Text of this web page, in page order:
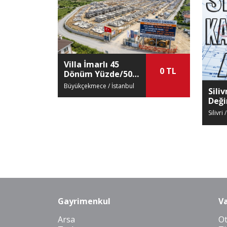
Villa İmarlı 45
Dönüm Yüzde/50
Oranla Kat
Karşılıgı Arsa
Büyükçekmece / İstanbul
0 TL
Kat
Silivri
Gayrimenkul
Arsa